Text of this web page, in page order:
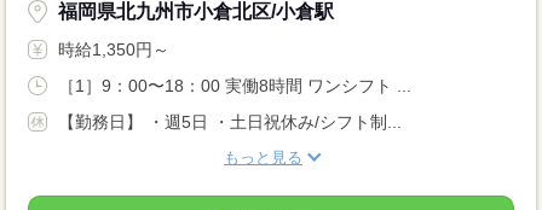
福岡県北九州市小倉北区/小倉駅
時給1,350円～
［1］9：00〜18：00 実働8時間 ワンシフト ...
【勤務日】 ・週5日 ・土日祝休み/シフト制...
もっと見る